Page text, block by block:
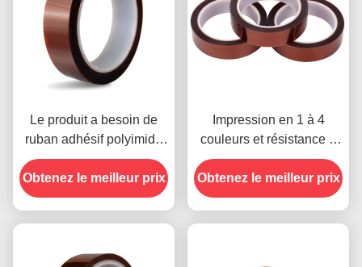
Le produit a besoin de
ruban adhésif polyimide
avec résistance à la
tension de 1000 V
Obtenez le meilleur prix
Impression en 1 à 4
couleurs et résistance à
la température -10°C à
80°C Méthode de
paiement par carte de
Obtenez le meilleur prix